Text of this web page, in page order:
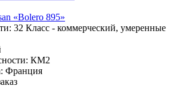
«Bolero 895»
32 Класс - коммерческий, умеренные
КМ2
Франция